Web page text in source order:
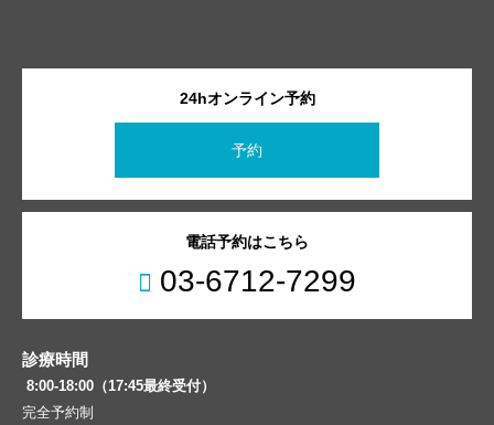
24hオンライン予約
予約
電話予約はこちら
03-6712-7299
診療時間
8:00-18:00（17:45最終受付）
完全予約制